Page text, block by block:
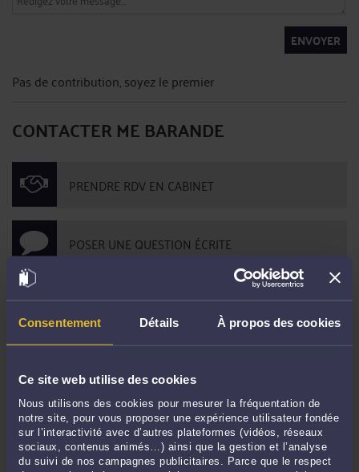
Consentement Détails À propos des cookies
Ce site web utilise des cookies
Nous utilisons des cookies pour mesurer la fréquentation de
notre site, pour vous proposer une expérience utilisateur fondée
sur l’interactivité avec d’autres plateformes (vidéos, réseaux
sociaux, contenus animés…) ainsi que la gestion et l’analyse
du suivi de nos campagnes publicitaires. Parce que le respect
ENVOYER
Pas de contribution, soyez le premier
CONTACTER ME BARANDE
PRENDRE RDV EN CABINET
POSER UNE QUESTION ÉCRITE
DERNIÈRES PUBLICATIONS
Le 6 déc. 2023 à 11:53
Refus de remboursement d'un compte courant d'associé-Le 7 sept. 2021 à
16:10
Avis du médecin du travail et délai de recours-Le 7 sept. 2021 à 16:07